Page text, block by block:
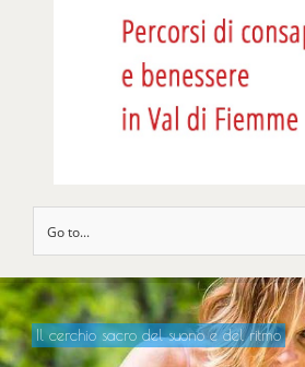
Go to...
Il cerchio sacro del suono e del ritmo